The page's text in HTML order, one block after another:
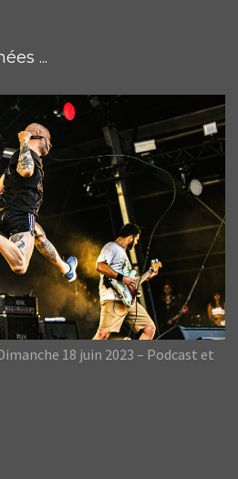
...
18 juin 2023 – Podcast et